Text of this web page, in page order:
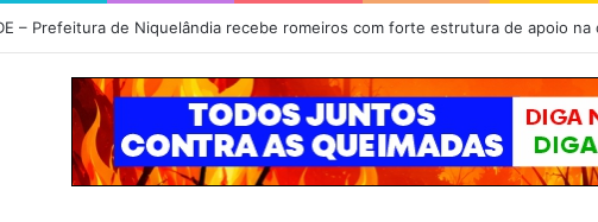
de Nossa Senhora da Abadia do Muquém tem início em Niquelândia